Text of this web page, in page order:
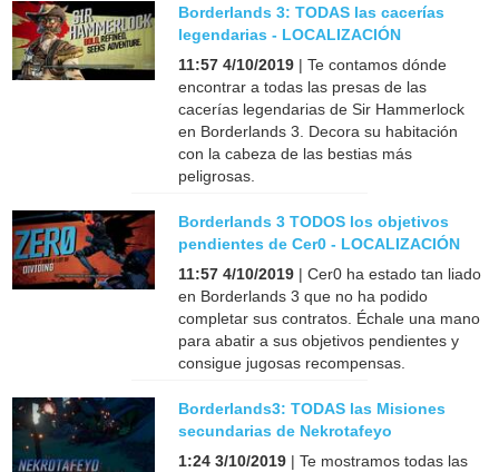
Borderlands 3: TODAS las cacerías
legendarias - LOCALIZACIÓN
11:57 4/10/2019 | Te contamos dónde
encontrar a todas las presas de las
cacerías legendarias de Sir Hammerlock
en Borderlands 3. Decora su habitación
con la cabeza de las bestias más
peligrosas.
Borderlands 3 TODOS los objetivos
pendientes de Cer0 - LOCALIZACIÓN
11:57 4/10/2019 | Cer0 ha estado tan liado
en Borderlands 3 que no ha podido
completar sus contratos. Échale una mano
para abatir a sus objetivos pendientes y
consigue jugosas recompensas.
Borderlands3: TODAS las Misiones
secundarias de Nekrotafeyo
1:24 3/10/2019 | Te mostramos todas las